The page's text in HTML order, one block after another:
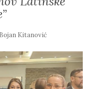
Bojan Kitanović